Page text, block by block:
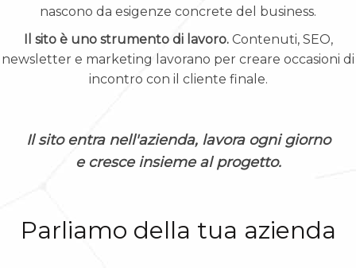
nascono da esigenze concrete del business.
Il sito è uno strumento di lavoro.Contenuti, SEO,
newsletter e marketing lavorano per creare occasioni di
incontro con il cliente finale.
Il sito entra nell'azienda, lavora ogni giorno
e cresce insieme al progetto.
Parliamo della tua azienda